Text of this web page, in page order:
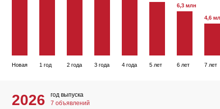
Новая 1 год 2 года 3 года 4 года 5 лет
6,3 млн
6 лет
4,6
7 лет
2026
год выпуска
7 объявлений